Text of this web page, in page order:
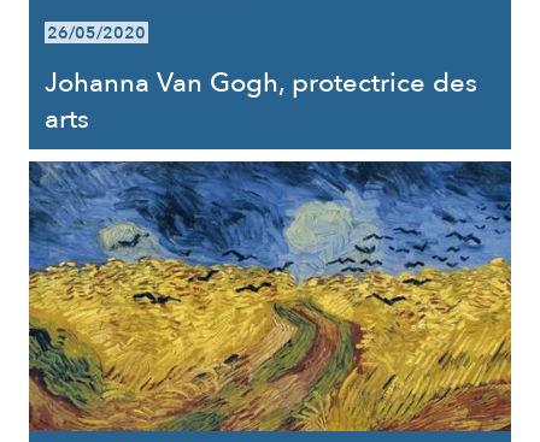
26/05/2020
Johanna Van Gogh, protectrice des
arts